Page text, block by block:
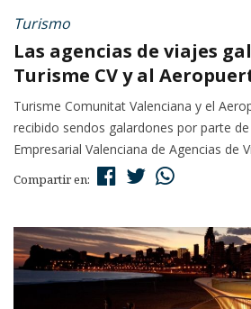
Turismo
Las agencias de viajes
Turisme CV y al
Turisme Comunitat Valenciana y el
recibido sendos galardones por parte
Empresarial Valenciana de Agencias de
Compartir en: